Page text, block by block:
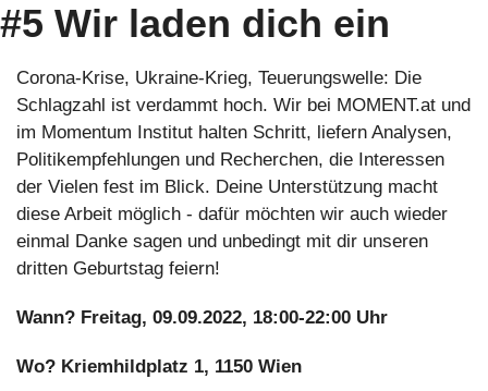
#5 Wir laden dich ein
Corona-Krise, Ukraine-Krieg, Teuerungswelle: Die
Schlagzahl ist verdammt hoch. Wir bei MOMENT.at und
im Momentum Institut halten Schritt, liefern Analysen,
Politikempfehlungen und Recherchen, die Interessen
der Vielen fest im Blick. Deine Unterstützung macht
diese Arbeit möglich - dafür möchten wir auch wieder
einmal Danke sagen und unbedingt mit dir unseren
dritten Geburtstag feiern!
Wann? Freitag, 09.09.2022, 18:00-22:00 Uhr
Wo? Kriemhildplatz 1, 1150 Wien